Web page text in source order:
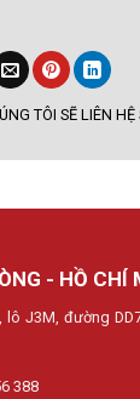
TÔI SẼ LIÊN
- HỒ CHÍ
lô J3M, đường
388